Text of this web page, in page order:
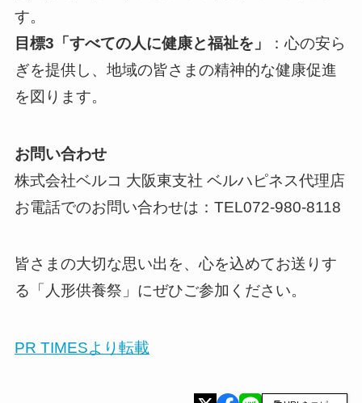
す。
目標3「すべての人に健康と福祉を」
：心の安ら
ぎを提供し、地域の皆さまの精神的な健康促進
を図ります。
お問い合わせ
株式会社ベルコ 大阪東支社 ベルハピネス代理店
お電話でのお問い合わせは：TEL072-980-8118
皆さまの大切な思い出を、心を込めてお送りす
る「人形供養祭」にぜひご参加ください。
PR TIMESより転載